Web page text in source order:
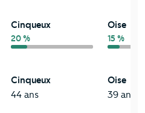
Cinqueux
20 %
Oise
15 %
Cinqueux
44 ans
Oise
39 ans